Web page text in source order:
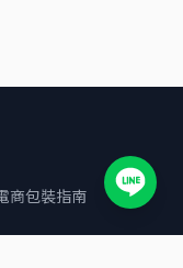
商包裝指南